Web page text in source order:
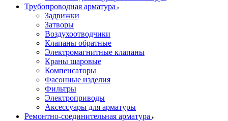
Трубопроводная арматура
Задвижки
Затворы
Воздухоотводчики
Клапаны обратные
Электромагнитные клапаны
Краны шаровые
Компенсаторы
Фасонные изделия
Фильтры
Электроприводы
Аксессуары для арматуры
Ремонтно-соединительная арматура